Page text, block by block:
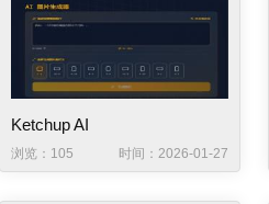
Ketchup AI
浏览：105 时间：2026-01-27